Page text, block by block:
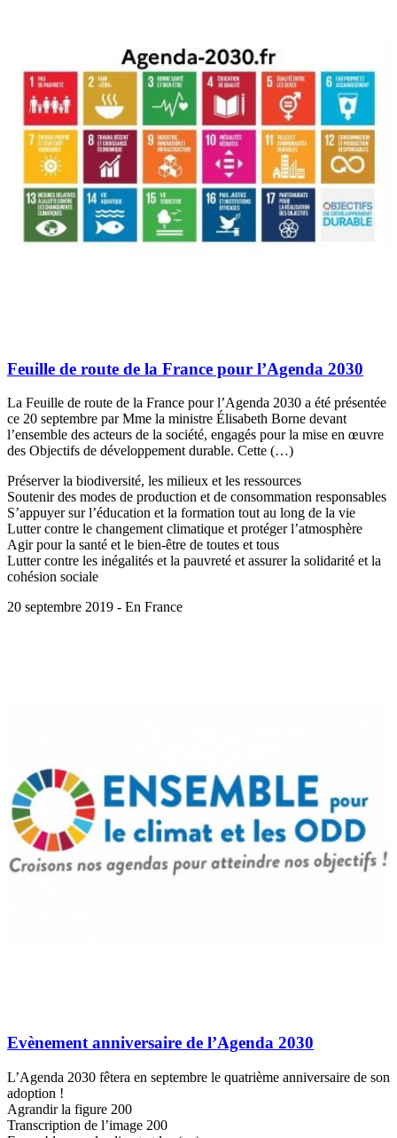
Feuille de route de la France pour l’Agenda 2030
La Feuille de route de la France pour l’Agenda 2030 a été présentée
ce 20 septembre par Mme la ministre Élisabeth Borne devant
l’ensemble des acteurs de la société, engagés pour la mise en œuvre
des Objectifs de développement durable. Cette (…)
Préserver la biodiversité, les milieux et les ressources
Soutenir des modes de production et de consommation responsables
S’appuyer sur l’éducation et la formation tout au long de la vie
Lutter contre le changement climatique et protéger l’atmosphère
Agir pour la santé et le bien-être de toutes et tous
Lutter contre les inégalités et la pauvreté et assurer la solidarité et la
cohésion sociale
20 septembre 2019 - En France
Evènement anniversaire de l’Agenda 2030
L’Agenda 2030 fêtera en septembre le quatrième anniversaire de son
adoption !
Agrandir la figure 200
Transcription de l’image 200